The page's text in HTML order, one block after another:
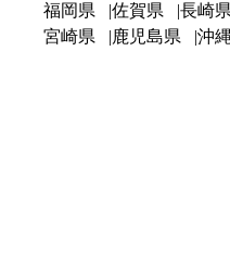
福岡県 佐賀県 長崎県
宮崎県
鹿児島県 沖